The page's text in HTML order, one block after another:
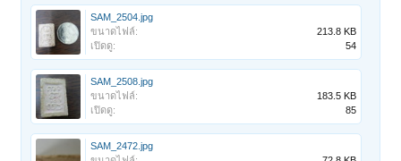
SAM_2504.jpg
ขนาดไฟล์:
213.8 KB
เปิดดู:
54
SAM_2508.jpg
ขนาดไฟล์:
183.5 KB
เปิดดู:
85
SAM_2472.jpg